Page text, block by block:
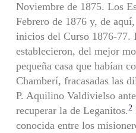
Noviembre de 1875. Los
Febrero de 1876 y, de
inicios del Curso 1876-77.
establecieron, del mejor
pequeña casa que habían
Chamberí, fracasadas las
P. Aquilino Valdivielso
recuperar la de Leganitos. 2
conocida entre los